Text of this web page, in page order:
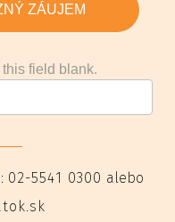
ZÁUJEM
this field blank.
02-5541 0300 alebo